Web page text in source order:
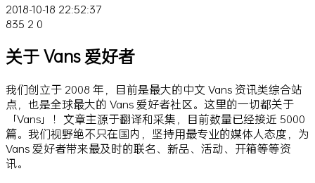
2018-10-18 22:52:37
835 2 0
关于 Vans 爱好者
我们创立于 2008 年，目前是最大的中文 Vans 资讯类综合站
点，也是全球最大的 Vans 爱好者社区。这里的一切都关于
「Vans」！文章主源于翻译和采集，目前数量已经接近 5000
篇。我们视野绝不只在国内，坚持用最专业的媒体人态度，为
Vans 爱好者带来最及时的联名、新品、活动、开箱等等资
讯。